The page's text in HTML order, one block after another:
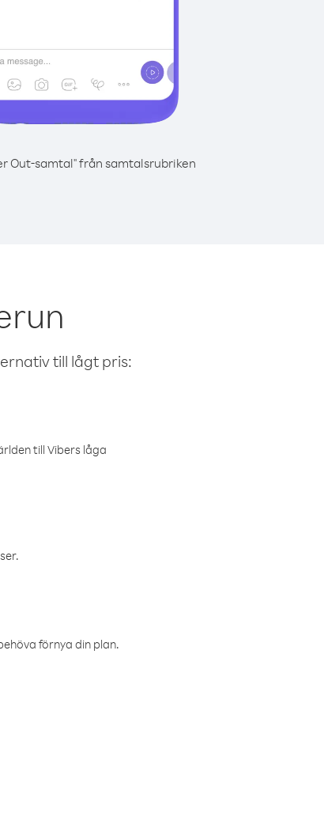
Out-samtal" från samtalsrubriken
till lågt pris:
till Vibers låga
förnya din plan.